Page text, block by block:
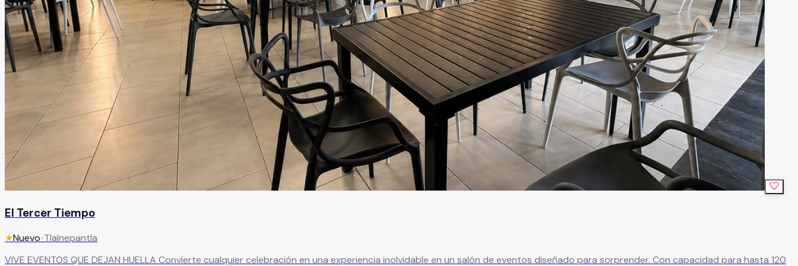
El Tercer Tiempo
★Nuevo•Tlalnepantla
VIVE EVENTOS QUE DEJAN HUELLA Convierte cualquier celebración en una experiencia inolvidable en un salón de eventos diseñado para sorprender. Con capacidad para hasta 120